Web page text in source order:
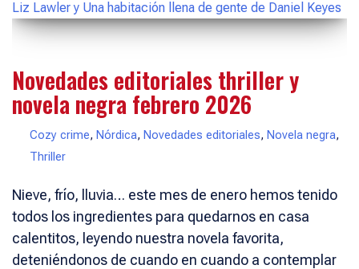
Novedades editoriales thriller y
novela negra febrero 2026
Cozy crime, Nórdica, Novedades editoriales, Novela negra,
Thriller
Nieve, frío, lluvia… este mes de enero hemos tenido
todos los ingredientes para quedarnos en casa
calentitos, leyendo nuestra novela favorita,
deteniéndonos de cuando en cuando a contemplar